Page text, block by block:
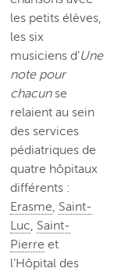
les petits élèves,
les six
musiciens d’Une
note pour
chacun se
relaient au sein
des services
pédiatriques de
quatre hôpitaux
différents :
Erasme, Saint-
Luc, Saint-
Pierre et
l’Hôpital des